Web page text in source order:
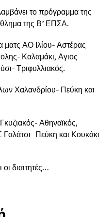
το πρόγραμμα της
της Β’ ΕΠΣΑ.
ματς ΑΟ Ιλίου- Αστέρας
Καλαμάκι, Αγιος
Τριφυλλιακός.
Χαλανδρίου- Πεύκη και
Γκυζιακός- Αθηναϊκός,
Πεύκη και Κουκάκι-
διαιτητές…